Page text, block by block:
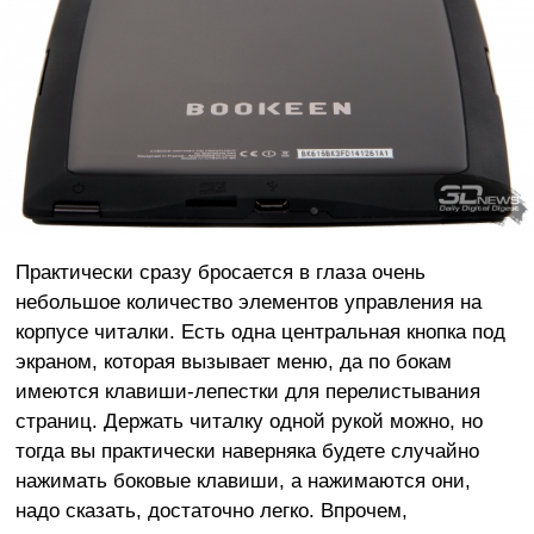
Практически сразу бросается в глаза очень
небольшое количество элементов управления на
корпусе читалки. Есть одна центральная кнопка под
экраном, которая вызывает меню, да по бокам
имеются клавиши-лепестки для перелистывания
страниц. Держать читалку одной рукой можно, но
тогда вы практически наверняка будете случайно
нажимать боковые клавиши, а нажимаются они,
надо сказать, достаточно легко. Впрочем,